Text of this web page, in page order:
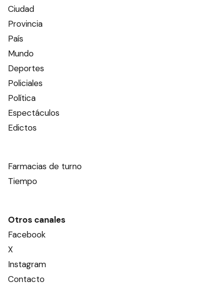
Ciudad
Provincia
País
Mundo
Deportes
Policiales
Política
Espectáculos
Edictos
Farmacias de turno
Tiempo
Otros canales
Facebook
X
Instagram
Contacto